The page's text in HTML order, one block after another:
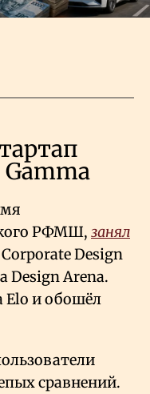
РФМШ, занял
Design
Design Arena.
Elo и обошёл
сравнений.